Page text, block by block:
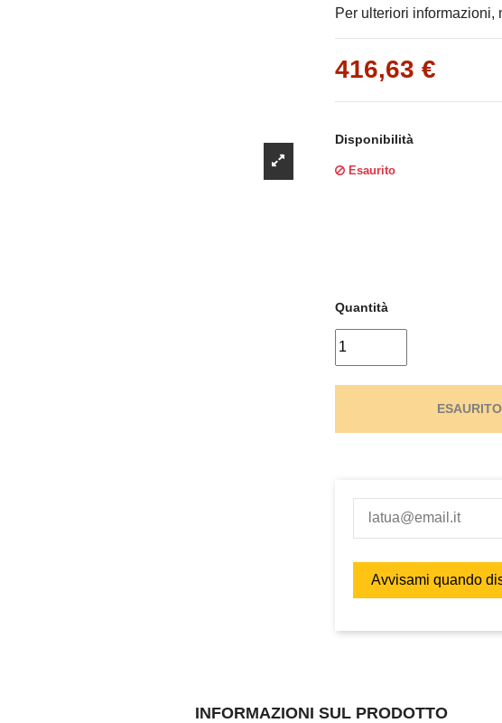
Per ulteriori informazioni,
416,63 €
Disponibilità
Esaurito
Quantità
ESAURITO
INFORMAZIONI SUL PRODOTTO